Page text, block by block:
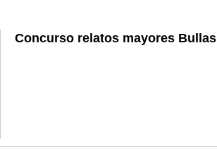
Concurso relatos mayores Bullas